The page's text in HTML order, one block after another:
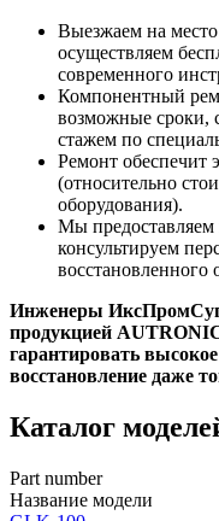
Выезжаем на
осуществляем
современного
Компонентный
возможные сроки,
стажем по
Ремонт обеспечит
(относительно
оборудования).
Мы предоставляем
консультируем
восстановленного
Инженеры
продукцией
гарантировать
восстановление даже
Каталог
Part number
Название модели